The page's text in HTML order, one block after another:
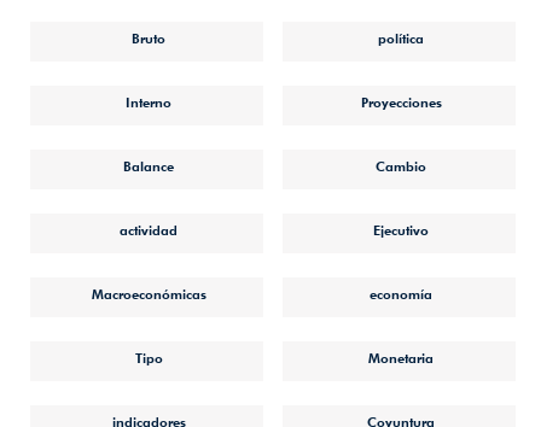
Bruto política
Interno Proyecciones
Balance Cambio
actividad Ejecutivo
Macroeconómicas economía
Tipo Monetaria
indicadores Coyuntura